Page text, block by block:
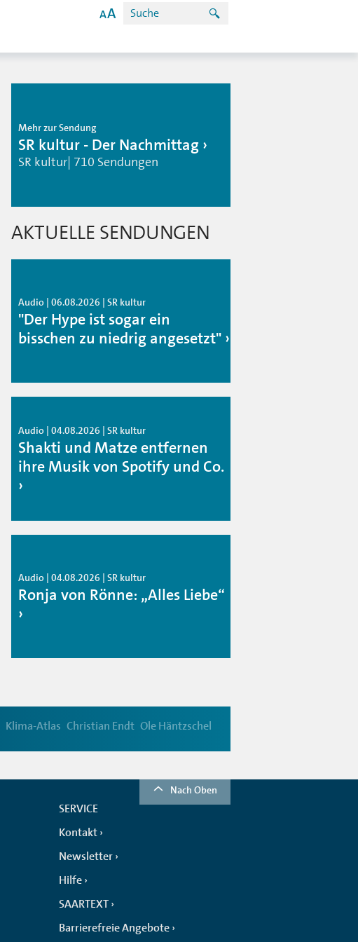
Mehr zur Sendung
SR kultur - Der Nachmittag
SR kultur| 710 Sendungen
AKTUELLE SENDUNGEN
Audio | 06.08.2026 | SR kultur
"Der Hype ist sogar ein
bisschen zu niedrig angesetzt"
Audio | 04.08.2026 | SR kultur
Shakti und Matze entfernen
ihre Musik von Spotify und Co.
Audio | 04.08.2026 | SR kultur
Ronja von Rönne: „Alles Liebe“
Klima-Atlas Christian Endt Ole Häntzschel
Nach Oben
SERVICE
Kontakt
Newsletter
Hilfe
SAARTEXT
Barrierefreie Angebote